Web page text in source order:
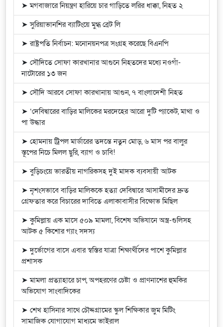
➤ মগবাজারে নিয়ন্ত্রণ হারিয়ে চার গাড়িতে লরির ধাক্কা, নিহত ২
➤ সুরিয়াভানশির ব্যাটিংয়ে মুগ্ধ ব্রেট লি
➤ রাষ্ট্রপতি নির্বাচন: মনোনয়নপত্র সংগ্রহ করেছে বিএনপি
➤ সৌদিতে সোফা কারখানার আগুনে নিহতদের মধ্যে নওগাঁ-
নাটোরের ১৩ জন
➤ সৌদি আরবে সোফা কারখানায় আগুন, ৭ বাংলাদেশী নিহত
➤ ‘দেবিদ্বারের বাড়ির মালিকের মরদেহের আরো দুটি প্যাকেট, মাথা ও
পা উদ্ধার
➤ হোমনায় ট্রিপল মার্ডারের তদন্তে নতুন মোড়, ৬ মাস পর বালুর
স্তূপের নিচে মিলল ছুরি, ব্যাগ ও চাবি!
➤ বুড়িচংয়ে ভারতীয় নাগরিকসহ দুই মাদক ব্যবসায়ী আটক
➤ নৃশংসভাবে বাড়ির মালিককে হত্যা দেবিদ্বারে আসামীদের দ্রুত
গ্রেফতার করে বিচারের দাবিতে এলাকাবাসীর বিক্ষোভ মিছিল
➤ কুমিল্লায় এক মাসে ৫০৯ মামলা, বিশেষ অভিযানে অস্ত্র-গুলিসহ
আটক ৫ কিশোর গ্যাং সদস্য
➤ দুর্ভোগের বাসে এবার স্বস্তির যাত্রা শিক্ষার্থীদের পাশে কুমিল্লার
প্রশাসক
➤ মামলা প্রত্যাহারে চাপ, অপহরণের চেষ্টা ও প্রাণনাশের হুমকির
অভিযোগ সাংবাদিকের
➤ শেখ হাসিনার সাথে চৌদ্দগ্রামের স্কুল শিক্ষিকার জুম মিটিং
সামাজিক যোগাযোগ মাধ্যমে ভাইরাল